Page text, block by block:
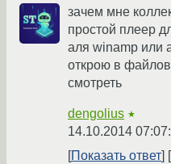
зачем мне
простой плеер
аля winamp или
открою в
смотреть
dengolius ★
14.10.2014
Показать ответ